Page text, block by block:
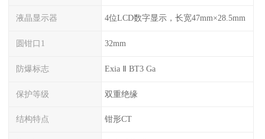
液晶显示器 4位LCD数字显示，长宽47mm×28.5mm
圆钳口1 32mm
防爆标志 Exia Ⅱ BT3 Ga
保护等级 双重绝缘
结构特点 钳形CT